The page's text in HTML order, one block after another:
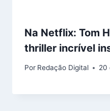
Na Netflix: Tom
thriller incrível
Por Redação Digital 20